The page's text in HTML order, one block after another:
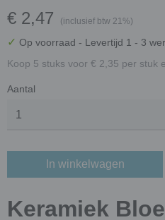
€ 2,47 (inclusief btw 21%)
✓ Op voorraad - Levertijd 1 - 3
Koop 5 stuks voor € 2,35 per stuk
Aantal
In winkelwagen
Keramiek